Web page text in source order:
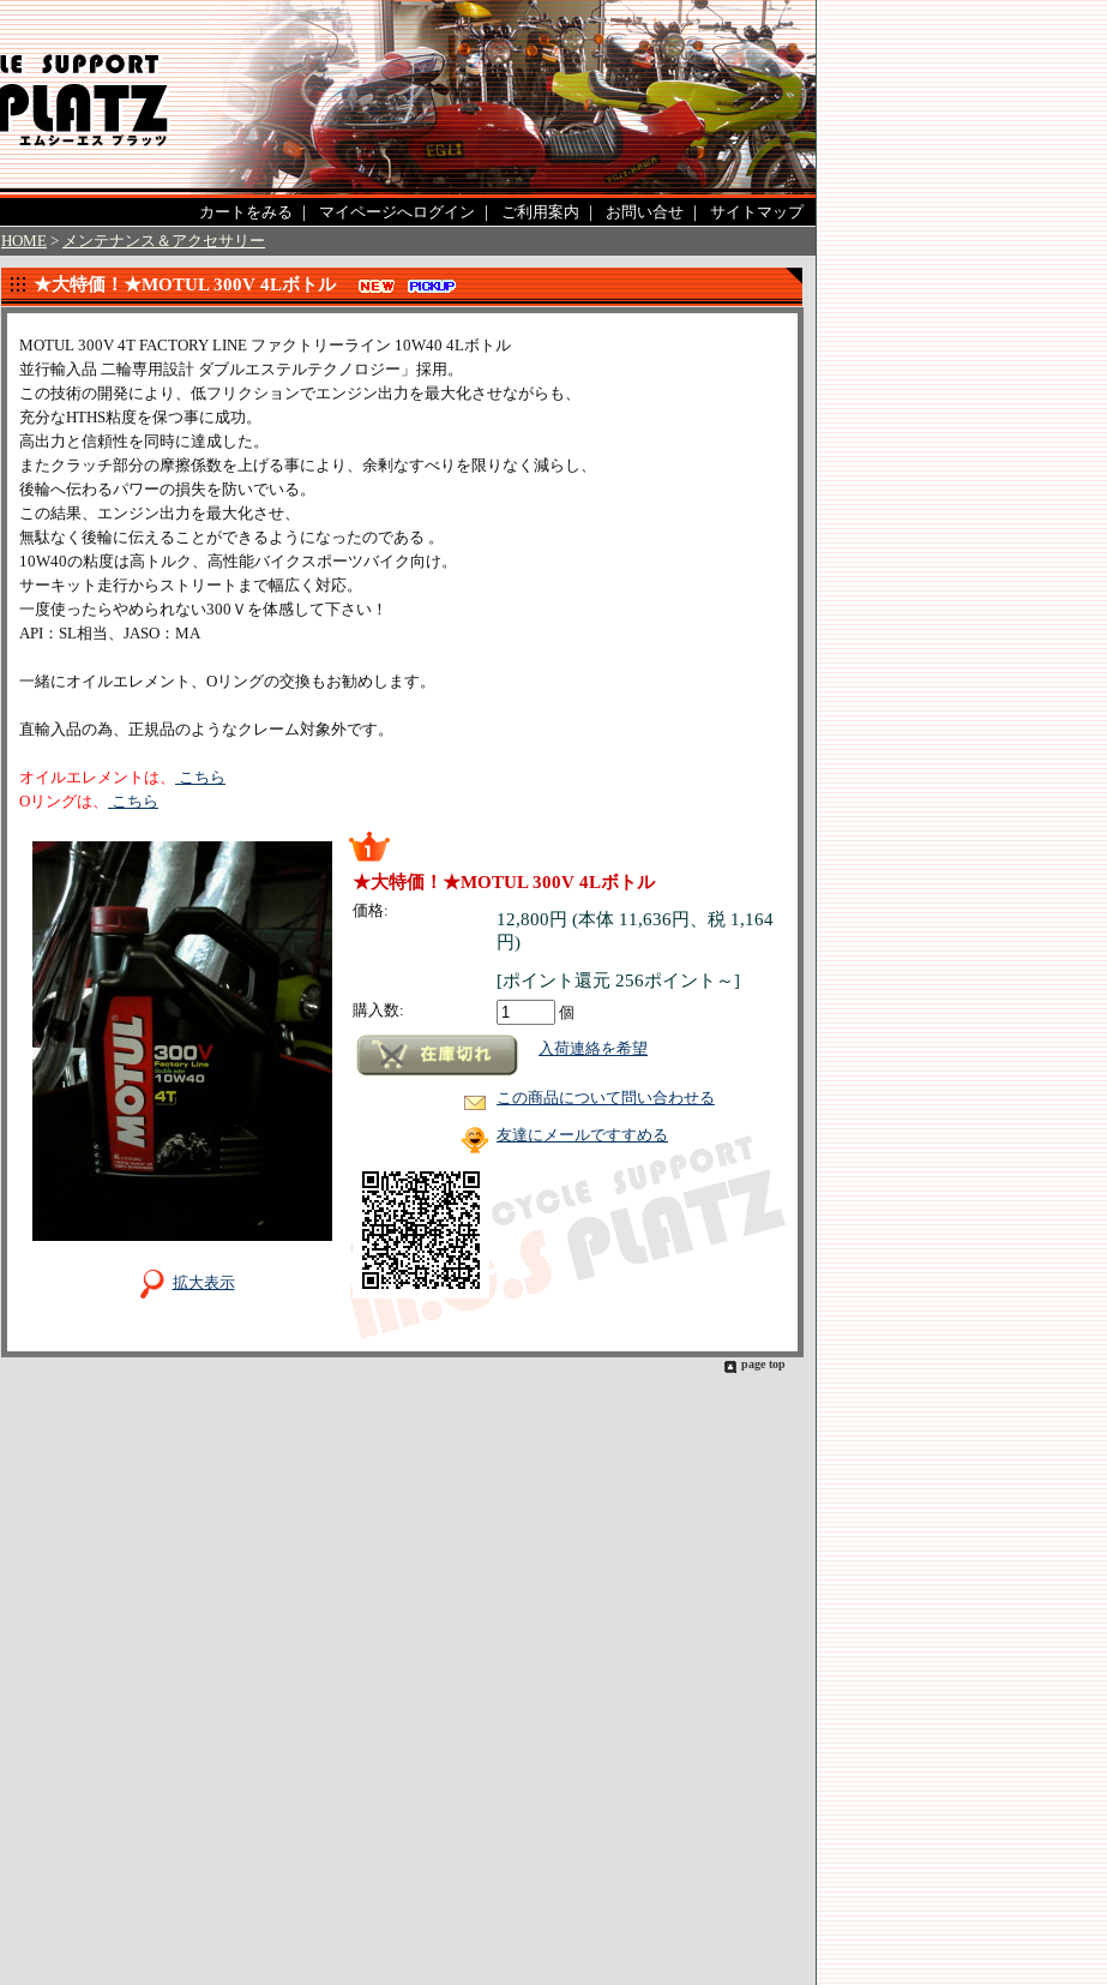
カートをみる ｜ マイページへログイン ｜ ご利用案内 ｜ お問い合せ ｜ サイトマップ
HOME > メンテナンス＆アクセサリー
★大特価！★MOTUL 300V 4Lボトル
MOTUL 300V 4T FACTORY LINE ファクトリーライン 10W40 4Lボトル
並行輸入品 二輪専用設計 ダブルエステルテクノロジー」採用。
この技術の開発により、低フリクションでエンジン出力を最大化させながらも、
充分なHTHS粘度を保つ事に成功。
高出力と信頼性を同時に達成した。
またクラッチ部分の摩擦係数を上げる事により、余剰なすべりを限りなく減らし、
後輪へ伝わるパワーの損失を防いでいる。
この結果、エンジン出力を最大化させ、
無駄なく後輪に伝えることができるようになったのである 。
10W40の粘度は高トルク、高性能バイクスポーツバイク向け。
サーキット走行からストリートまで幅広く対応。
一度使ったらやめられない300Ｖを体感して下さい！
API：SL相当、JASO：MA
一緒にオイルエレメント、Oリングの交換もお勧めします。
直輸入品の為、正規品のようなクレーム対象外です。
オイルエレメントは、
こちら
Oリングは、
こちら
拡大表示
★大特価！★MOTUL 300V 4Lボトル
価格:
12,800円 (本体 11,636円、税 1,164
円)
[ポイント還元 256ポイント～]
購入数:
個
入荷連絡を希望
この商品について問い合わせる
友達にメールですすめる
page top